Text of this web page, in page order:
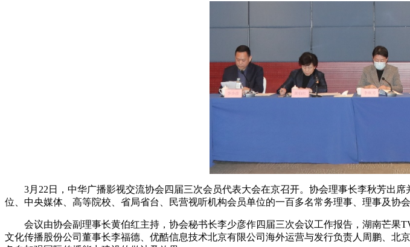
3月22日，中华广播影视交流协会四届三次会员代表大会在京召开。协会理事长李秋芳出
位、中央媒体、高等院校、省局省台、民营视听机构会员单位的一百多名常务理事、理事及协
会议由协会副理事长黄伯红主持，协会秘书长李少彦作四届三次会议工作报告，湖南芒
文化传播股份公司董事长李福德、优酷信息技术北京有限公司海外运营与发行负责人周鹏、